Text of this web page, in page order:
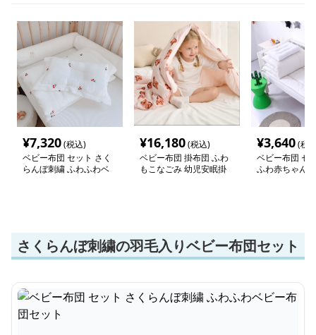
¥7,320(税込)
ベビー布団 セット さく
らんぼ刺繍 ふわふわベ
¥16,180(税込)
ベビー布団 掛布団 ふわ
もこなごみ 幼児安眠掛
¥3,640(税
ベビー布団 セ
ふわ赤ちゃん
さくらんぼ刺繍の羽毛入りベビー布団セット